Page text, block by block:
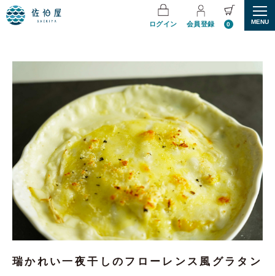
ログイン 会員登録 0 MENU
瑞かれい一夜干しのフローレンス風グラタン